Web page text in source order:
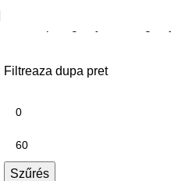
Filtreaza dupa pret
Szűrés